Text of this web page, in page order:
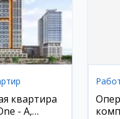
квартира
- A,